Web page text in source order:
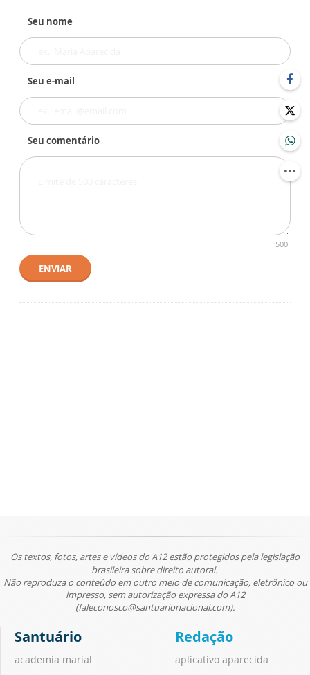
Seu nome
Seu e-mail
Seu comentário
500
ENVIAR
Os textos, fotos, artes e vídeos do A12 estão protegidos pela legislação
brasileira sobre direito autoral.
Não reproduza o conteúdo em outro meio de comunicação, eletrônico ou
impresso, sem autorização expressa do A12
(faleconosco@santuarionacional.com).
Santuário
academia marial
Redação
aplicativo aparecida